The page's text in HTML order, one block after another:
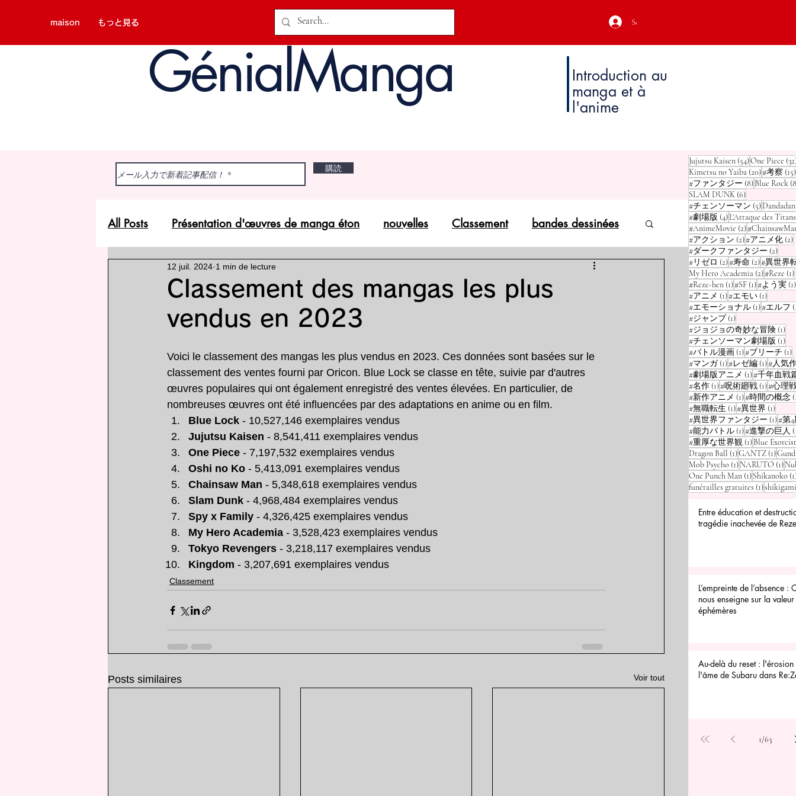
maison もっと見る Se connecter
GénialManga
Introduction au
manga et à
l'anime
購読
All Posts Présentation d'œuvres de manga éton nouvelles Classement bandes dessinées
Particularité animé animé
Classement des mangas les plus
vendus en 2023
12 juil. 2024 1 min de lecture
Voici le classement des mangas les plus vendus en 2023. Ces données sont basées sur le
classement des ventes fourni par Oricon. Blue Lock se classe en tête, suivie par d'autres
œuvres populaires qui ont également enregistré des ventes élevées. En particulier, de
nombreuses œuvres ont été influencées par des adaptations en anime ou en film.
Blue Lock - 10,527,146 exemplaires vendus
Jujutsu Kaisen - 8,541,411 exemplaires vendus
One Piece - 7,197,532 exemplaires vendus
Oshi no Ko - 5,413,091 exemplaires vendus
Chainsaw Man - 5,348,618 exemplaires vendus
Slam Dunk - 4,968,484 exemplaires vendus
Spy x Family - 4,326,425 exemplaires vendus
My Hero Academia - 3,528,423 exemplaires vendus
Tokyo Revengers - 3,218,117 exemplaires vendus
Kingdom - 3,207,691 exemplaires vendus
Classement
Posts similaires Voir tout
Jujutsu Kaisen (54)54 posts
One Piece
Kimetsu no Yaiba (20)20 posts
#考察 (15)
#ファンタジー (8)8 posts
Blue Rock
SLAM DUNK (6)6 posts
#チェンソーマン (5)5 posts
Dandadan
#劇場版 (4)4 posts
L'Attaque des Titans
#AnimeMovie (2)2 posts
#アクション (2)2 posts
#アニメ化 (2)
#ダークファンタジー (2)2
#リゼロ (2)2 posts
#寿命 (2)2 posts
#異世界
My Hero Academia (2)2 posts
#Reze (1)
#Reze-hen (1)1 post
#SF (1)1 post
#よう実 (1)
#アニメ (1)1 post
#エモい (1)1 post
#エモーショナル (1)1 post
#エルフ
#ジャンプ (1)1 post
#ジョジョの奇妙な冒険 (1)1
#チェンソーマン劇場版 (1)1
#バトル漫画 (1)1 post
#ブリーチ (1)
#マンガ (1)1 post
#レゼ編 (1)1 post
#人気
#劇場版アニメ (1)1 post
#千年血戦
#名作 (1)1 post
#呪術廻戦 (1)1 post
#心理
#新作アニメ (1)1 post
#時間の概念
#無職転生 (1)1 post
#異世界 (1)1 post
#異世界ファンタジー (1)1 post
#第
#能力バトル (1)1 post
#進撃の巨人
#重厚な世界観 (1)1 post
Blue Exorcist
Dragon Ball (1)1 post
GANTZ (1)1 post
Mob Psycho (1)1 post
NARUTO (1)1
One Punch Man (1)1 post
Shikanoko
funérailles gratuites (1)1 post
shikigami
Entre éducation et
tragédie inachevée de
L’empreinte de l’absence :
nous enseigne sur la
éphémères
Au-delà du reset :
l'âme de Subaru dans
1/63